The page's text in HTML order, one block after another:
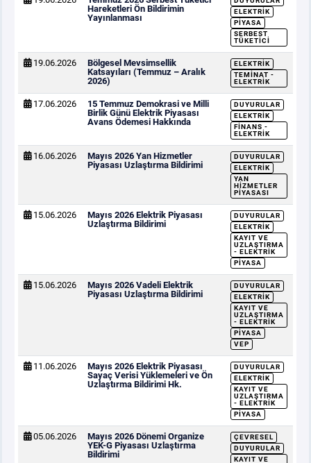
Hareketleri Ön Bildirimin
Yayınlanması
ELEKTRIK
PIYASA
SERBEST
TÜKETICI
19.06.2026
Bölgesel Mevsimsellik
Katsayıları (Temmuz – Aralık
2026)
ELEKTRIK
TEMINAT -
ELEKTRIK
17.06.2026
15 Temmuz Demokrasi ve Milli
Birlik Günü Elektrik Piyasası
Avans Ödemesi Hakkında
DUYURULAR
ELEKTRIK
FINANS -
ELEKTRIK
16.06.2026
Mayıs 2026 Yan Hizmetler
Piyasası Uzlaştırma Bildirimi
DUYURULAR
ELEKTRIK
YAN
HIZMETLER
PIYASASI
15.06.2026
Mayıs 2026 Elektrik Piyasası
Uzlaştırma Bildirimi
DUYURULAR
ELEKTRIK
KAYIT VE
UZLAŞTIRMA
- ELEKTRIK
PIYASA
15.06.2026
Mayıs 2026 Vadeli Elektrik
Piyasası Uzlaştırma Bildirimi
DUYURULAR
ELEKTRIK
KAYIT VE
UZLAŞTIRMA
- ELEKTRIK
PIYASA
VEP
11.06.2026
Mayıs 2026 Elektrik Piyasası
Sayaç Verisi Yüklemeleri ve Ön
Uzlaştırma Bildirimi Hk.
DUYURULAR
ELEKTRIK
KAYIT VE
UZLAŞTIRMA
- ELEKTRIK
PIYASA
05.06.2026
Mayıs 2026 Dönemi Organize
YEK-G Piyasası Uzlaştırma
Bildirimi
ÇEVRESEL
DUYURULAR
KAYIT VE